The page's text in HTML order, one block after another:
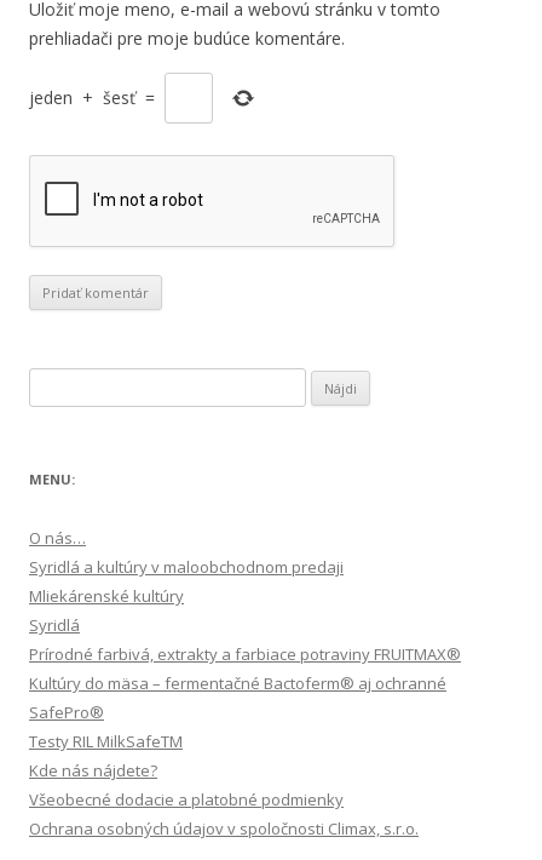
Uložiť moje meno, e-mail a webovú stránku v tomto
prehliadači pre moje budúce komentáre.
jeden + šesť =
MENU:
O nás…
Syridlá a kultúry v maloobchodnom predaji
Mliekárenské kultúry
Syridlá
Prírodné farbivá, extrakty a farbiace potraviny FRUITMAX®
Kultúry do mäsa – fermentačné Bactoferm® aj ochranné
SafePro®
Testy RIL MilkSafeTM
Kde nás nájdete?
Všeobecné dodacie a platobné podmienky
Ochrana osobných údajov v spoločnosti Climax, s.r.o.